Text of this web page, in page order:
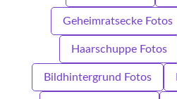
Geheimratsecke Fotos
Haarschuppe Fotos
Bildhintergrund Fotos